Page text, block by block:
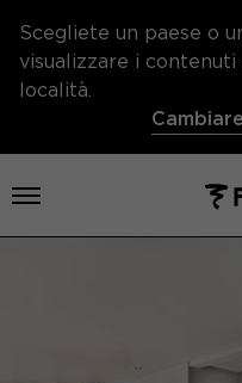
Scegliete un paese o
visualizzare i
località.
Aprire il menu